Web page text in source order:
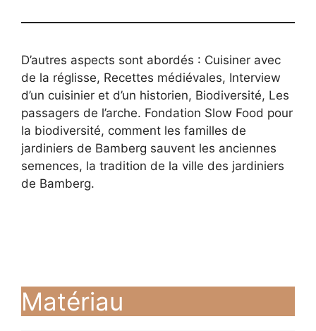
D’autres aspects sont abordés : Cuisiner avec
de la réglisse, Recettes médiévales, Interview
d’un cuisinier et d’un historien, Biodiversité, Les
passagers de l’arche. Fondation Slow Food pour
la biodiversité, comment les familles de
jardiniers de Bamberg sauvent les anciennes
semences, la tradition de la ville des jardiniers
de Bamberg.
Matériau